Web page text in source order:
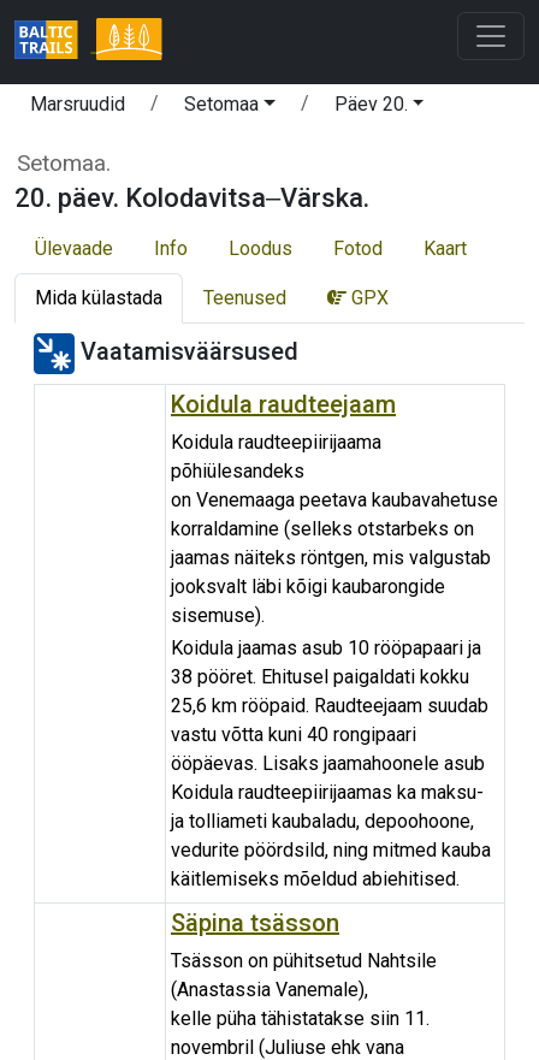
Marsruudid Setomaa Päev 20.
Setomaa.
20. päev. Kolodavitsa‒Värska.
Ülevaade Info Loodus Fotod Kaart
Mida külastada Teenused GPX
Vaatamisväärsused
Koidula raudteejaam
Koidula raudteepiirijaama
põhiülesandeks
on Venemaaga peetava kaubavahetuse
korraldamine (selleks otstarbeks on
jaamas näiteks röntgen, mis valgustab
jooksvalt läbi kõigi kaubarongide
sisemuse).
Koidula jaamas asub 10 rööpapaari ja
38 pööret. Ehitusel paigaldati kokku
25,6 km rööpaid. Raudteejaam suudab
vastu võtta kuni 40 rongipaari
ööpäevas. Lisaks jaamahoonele asub
Koidula raudteepiirijaamas ka maksu-
ja tolliameti kaubaladu, depoohoone,
vedurite pöördsild, ning mitmed kauba
käitlemiseks mõeldud abiehitised.
Säpina tsässon
Tsässon on pühitsetud Nahtsile
(Anastassia Vanemale),
kelle püha tähistatakse siin 11.
novembril (Juliuse ehk vana